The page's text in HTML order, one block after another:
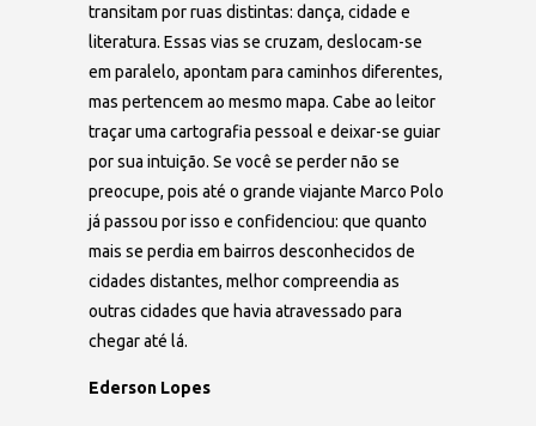
transitam por ruas distintas: dança, cidade e
literatura. Essas vias se cruzam, deslocam-se
em paralelo, apontam para caminhos diferentes,
mas pertencem ao mesmo mapa. Cabe ao leitor
traçar uma cartografia pessoal e deixar-se guiar
por sua intuição. Se você se perder não se
preocupe, pois até o grande viajante Marco Polo
já passou por isso e confidenciou: que quanto
mais se perdia em bairros desconhecidos de
cidades distantes, melhor compreendia as
outras cidades que havia atravessado para
chegar até lá.
Ederson Lopes